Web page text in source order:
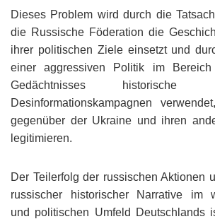
Dieses Problem wird durch die
die Russische Föderation die
ihrer politischen Ziele einsetzt und
einer aggressiven Politik im Bereich
Gedächtnisses
Desinformationskampagnen
gegenüber der Ukraine und ihren
legitimieren.
Der Teilerfolg der russischen Aktionen
russischer historischer Narrative im
und politischen Umfeld Deutschlands